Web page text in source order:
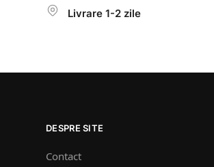
Livrare 1-2 zile
DESPRE SITE
Contact